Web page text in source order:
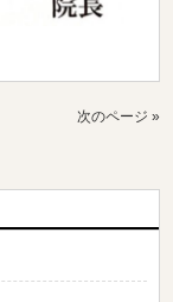
次のページ »